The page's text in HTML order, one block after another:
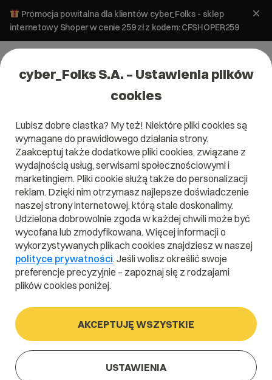
Promocja powitalna dla klientów cyber_Folks - sklep
internetowy Shoper w cenie 259 zł z kodem: CFSHOPER259
Domena .pl od 0 zł!
Szukaj domeny
Wpisz swoją wymarzoną nazwę domeny i naciśnij przycisk
Znajdź
Promocja .pl od0,00 zł.site 0,90 zł.online 0,90 zł
cyber_Folks S.A. – Ustawienia plików
cookies
Lubisz dobre ciastka? My też! Niektóre pliki cookies są
wymagane do prawidłowego działania strony.
Zaakceptuj także dodatkowe pliki cookies, związane z
wydajnością usług, serwisami społecznościowymi i
marketingiem. Pliki cookie służą także do personalizacji
reklam. Dzięki nim otrzymasz najlepsze doświadczenie
naszej strony internetowej, którą stale doskonalimy.
Udzielona dobrowolnie zgoda w każdej chwili może być
wycofana lub zmodyfikowana. Więcej informacji o
wykorzystywanych plikach cookies znajdziesz w naszej
polityce prywatności. Jeśli wolisz określić swoje
preferencje precyzyjnie – zapoznaj się z rodzajami
plików cookies poniżej.
AKCEPTUJĘ WSZYSTKIE
USTAWIENIA